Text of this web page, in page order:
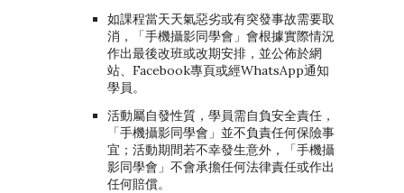
如課程當天天氣惡劣或有突發事故需要取
消，「手機攝影同學會」會根據實際情況
作出最後改班或改期安排，並公佈於網
站、Facebook專頁或經WhatsApp通知
學員。
活動屬自發性質，學員需自負安全責任，
「手機攝影同學會」並不負責任何保險事
宜；活動期間若不幸發生意外，「手機攝
影同學會」不會承擔任何法律責任或作出
任何賠償。